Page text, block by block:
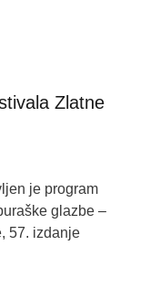
Zlatne
je program
glazbe –
57. izdanje